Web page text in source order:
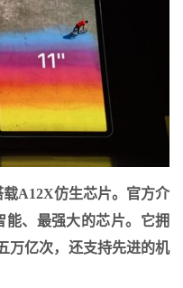
载A12X仿生芯片。官方介
、最强大的芯片。它拥
万亿次，还支持先进的机